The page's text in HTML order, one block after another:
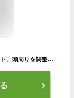
大人用スキーヘルメット、スノーボードヘルメット、頭周りを調整可能なCE認定スキーヘルメット (黒, L:58cm-63cm)